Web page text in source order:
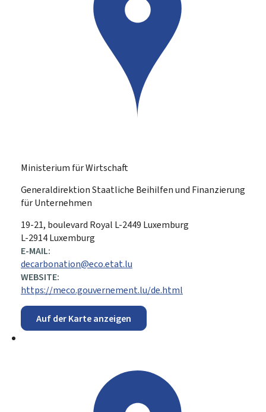
Ministerium für Wirtschaft
Generaldirektion Staatliche Beihilfen und Finanzierung
für Unternehmen
ADRESSE:
19-21, boulevard Royal L-2449 Luxemburg
L-2914 Luxemburg
E-MAIL:
decarbonation@eco.etat.lu
WEBSITE:
https://meco.gouvernement.lu/de.html
Auf der Karte anzeigen